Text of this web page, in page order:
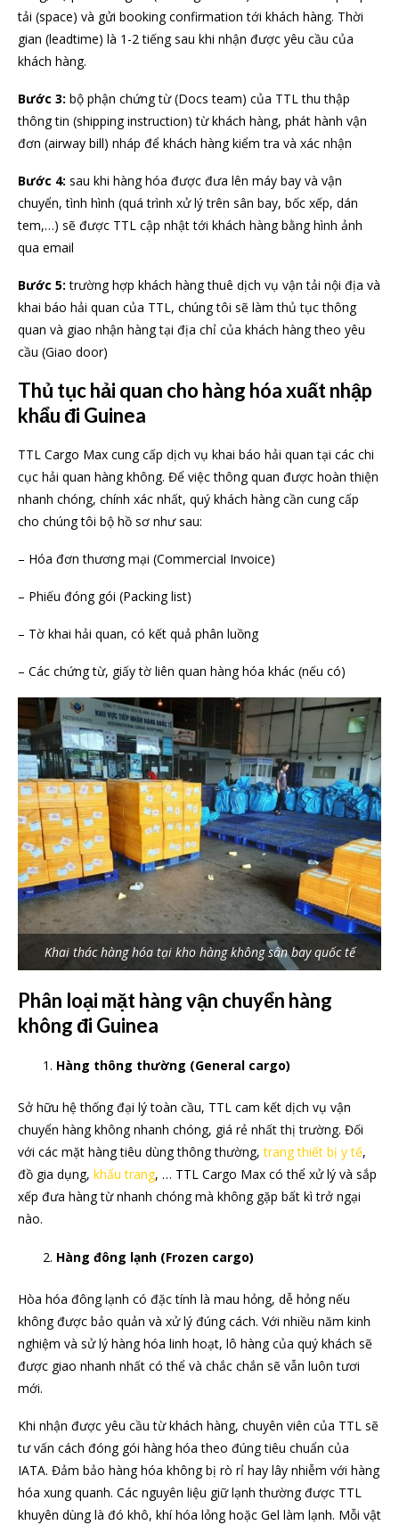
tải (space) và gửi booking confirmation tới khách hàng. Thời
gian (leadtime) là 1-2 tiếng sau khi nhận được yêu cầu của
khách hàng.
Bước 3: bộ phận chứng từ (Docs team) của TTL thu thập
thông tin (shipping instruction) từ khách hàng, phát hành vận
đơn (airway bill) nháp để khách hàng kiểm tra và xác nhận
Bước 4: sau khi hàng hóa được đưa lên máy bay và vận
chuyển, tình hình (quá trình xử lý trên sân bay, bốc xếp, dán
tem,…) sẽ được TTL cập nhật tới khách hàng bằng hình ảnh
qua email
Bước 5:trường hợp khách hàng thuê dịch vụ vận tải nội địa và
khai báo hải quan của TTL, chúng tôi sẽ làm thủ tục thông
quan và giao nhận hàng tại địa chỉ của khách hàng theo yêu
cầu (Giao door)
Thủ tục hải quan cho hàng hóa xuất nhập
khẩu đi Guinea
TTL Cargo Max cung cấp dịch vụ khai báo hải quan tại các chi
cục hải quan hàng không. Để việc thông quan được hoàn thiện
nhanh chóng, chính xác nhất, quý khách hàng cần cung cấp
cho chúng tôi bộ hồ sơ như sau:
– Hóa đơn thương mại (Commercial Invoice)
– Phiếu đóng gói (Packing list)
– Tờ khai hải quan, có kết quả phân luồng
– Các chứng từ, giấy tờ liên quan hàng hóa khác (nếu có)
Khai thác hàng hóa tại kho hàng không sân bay quốc tế
Phân loại mặt hàng vận chuyển hàng
không đi Guinea
Hàng thông thường (General cargo)
Sở hữu hệ thống đại lý toàn cầu, TTL cam kết dịch vụ vận
chuyển hàng không nhanh chóng, giá rẻ nhất thị trường. Đối
với các mặt hàng tiêu dùng thông thường,trang thiết bị y tế,
đồ gia dụng, khẩu trang, … TTL Cargo Max có thể xử lý và sắp
xếp đưa hàng từ nhanh chóng mà không gặp bất kì trở ngại
nào.
Hàng đông lạnh (Frozen cargo)
Hòa hóa đông lạnh có đặc tính là mau hỏng, dễ hỏng nếu
không được bảo quản và xử lý đúng cách. Với nhiều năm kinh
nghiệm và sử lý hàng hóa linh hoạt, lô hàng của quý khách sẽ
được giao nhanh nhất có thể và chắc chắn sẽ vẫn luôn tươi
mới.
Khi nhận được yêu cầu từ khách hàng, chuyên viên của TTL sẽ
tư vấn cách đóng gói hàng hóa theo đúng tiêu chuẩn của
IATA. Đảm bảo hàng hóa không bị rò rỉ hay lây nhiễm với hàng
hóa xung quanh. Các nguyên liệu giữ lạnh thường được TTL
khuyên dùng là đó khô, khí hóa lỏng hoặc Gel làm lạnh. Mỗi vật